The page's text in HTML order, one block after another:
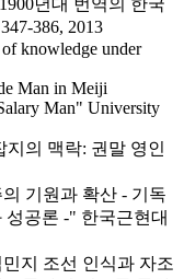
년대 번역의 한국
386, 2013
knowledge under
Man in Meiji
Man" University
지의 맥락: 권말 영인
기원과 확산 - 기독
성공론 -" 한국근현대
지 조선 인식과 자조